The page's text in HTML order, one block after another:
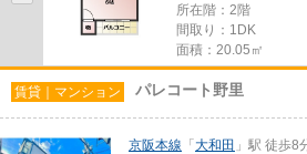
所在階：2階
間取り：1DK
面積：20.05㎡
賃貸｜マンション パレコート野里
京阪本線 「 大和田 」駅 徒歩8